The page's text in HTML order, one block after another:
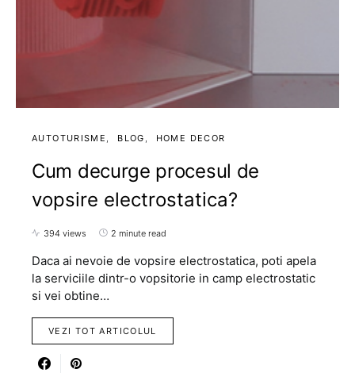
AUTOTURISME BLOG HOME DECOR
Cum decurge procesul de
vopsire electrostatica?
394 views 2 minute read
Daca ai nevoie de vopsire electrostatica, poti apela
la serviciile dintr-o vopsitorie in camp electrostatic
si vei obtine…
VEZI TOT ARTICOLUL